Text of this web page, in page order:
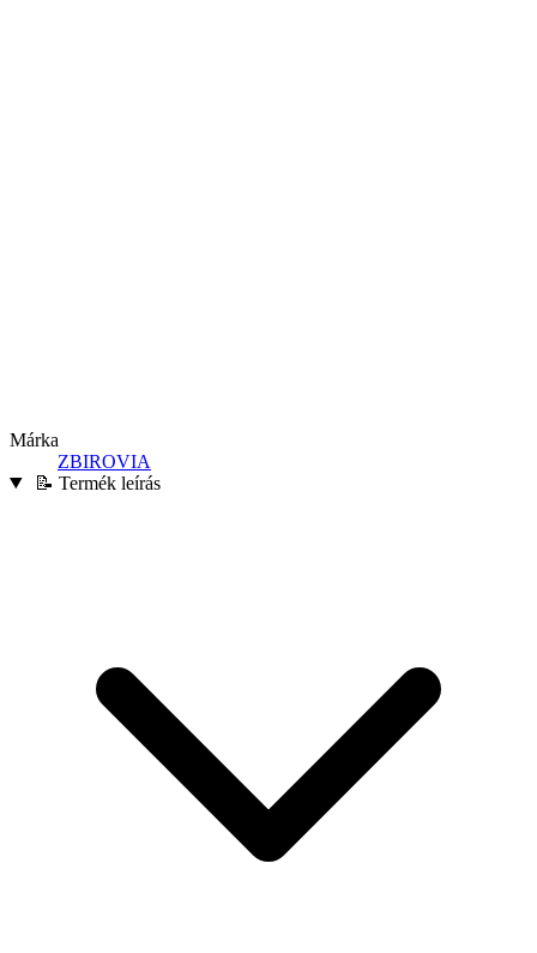
Márka
ZBIROVIA
📝 Termék leírás